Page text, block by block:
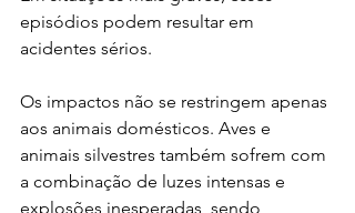
episódios podem resultar em
acidentes sérios.
Os impactos não se restringem apenas
aos animais domésticos. Aves e
animais silvestres também sofrem com
a combinação de luzes intensas e
explosões inesperadas, sendo